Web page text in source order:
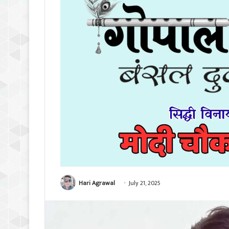
Hari Agrawal July 21, 2025